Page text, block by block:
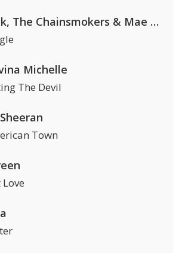
Alok, The Chainsmokers & Mae Stephens
Michelle
The Devil
Town
Love